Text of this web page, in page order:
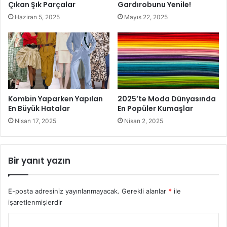
sürekli olarak yeni tasarımlar ile karşılaşıyoruz.
KADINLAR MODAYA NEDEN BU
KADAR DÜŞKÜN?
Kadınların moda düşkünlüğü birçok avantajı barındırdığı
gibi dezavantajları da var. Bu dezavantajlardan en önemlisi,
kadınların her tasarımı deneme isteği. Unutmamak gerekir
ki moda kendimize yakışan tasarımlardan ibarettir. Bu
bilinçte olmayanlar, kendilerine yakışmayan kıyafetleri
giyerek komik durumlara düşebiliyorlar. Her sene
ediliyor. Yeni tasarımlar takipçileri ile buluşuyor. Bayanların
yanında artık erkekler de yeni modayı takip ederek, daha
estetik görünümlere bürünmeyi istiyorlar.
Çıkan Şık Parçalar
Haziran 5, 2025
Gardırobunu Yenile!
Mayıs 22, 2025
Kombin Yaparken Yapılan
En Büyük Hatalar
Nisan 17, 2025
2025’te Moda Dünyasında
En Popüler Kumaşlar
Nisan 2, 2025
Bir yanıt yazın
E-posta adresiniz yayınlanmayacak. Gerekli alanlar * ile
işaretlenmişlerdir